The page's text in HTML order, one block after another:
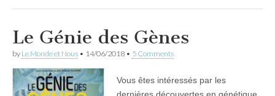
Le Génie des Gènes
by Le Monde et Nous • 14/06/2018 • 5 Comments
Vous êtes intéressés par les
dernières découvertes en génétique